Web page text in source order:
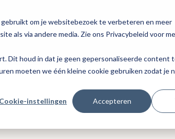
om je websitebezoek te verbeteren en meer
als via andere media. Zie ons Privacybeleid voor
Dit houd in dat je geen gepersonaliseerde content
moeten we één kleine cookie gebruiken zodat je
Cookie-instellingen Accepteren